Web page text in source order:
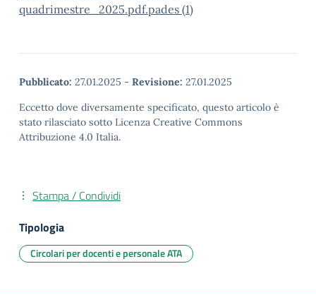
quadrimestre_2025.pdf.pades (1)
Pubblicato: 27.01.2025 - Revisione: 27.01.2025
Eccetto dove diversamente specificato, questo articolo è
stato rilasciato sotto Licenza Creative Commons
Attribuzione 4.0 Italia.
Stampa / Condividi
Tipologia
Circolari per docenti e personale ATA